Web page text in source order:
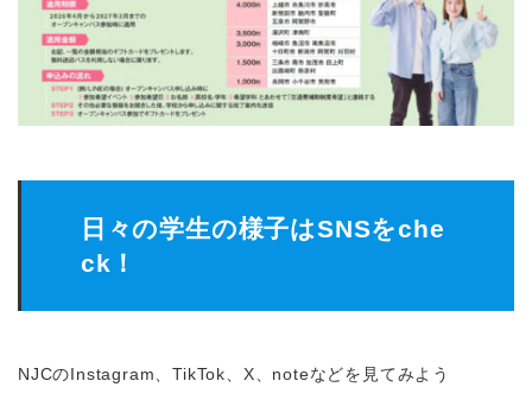
日々の学生の様子はSNSをche
ck！
NJCのInstagram、TikTok、X、noteなどを見てみよう